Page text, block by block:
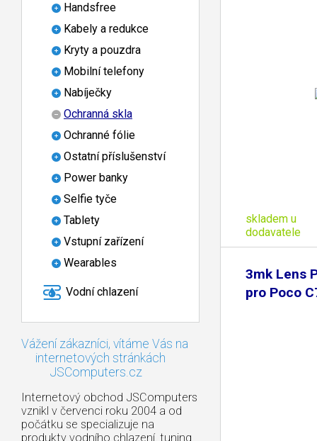
Handsfree
Kabely a redukce
Kryty a pouzdra
Mobilní telefony
Nabíječky
Ochranná skla
Ochranné fólie
Ostatní příslušenství
Power banky
Selfie tyče
Tablety
Vstupní zařízení
Wearables
Vodní chlazení
Vážení zákazníci, vítáme Vás na
internetových stránkách
JSComputers.cz
Internetový obchod JSComputers
vznikl v červenci roku 2004 a od
počátku se specializuje na
produkty vodního chlazení, tuning
skladem u
dodavatele
3mk Lens
pro Poco